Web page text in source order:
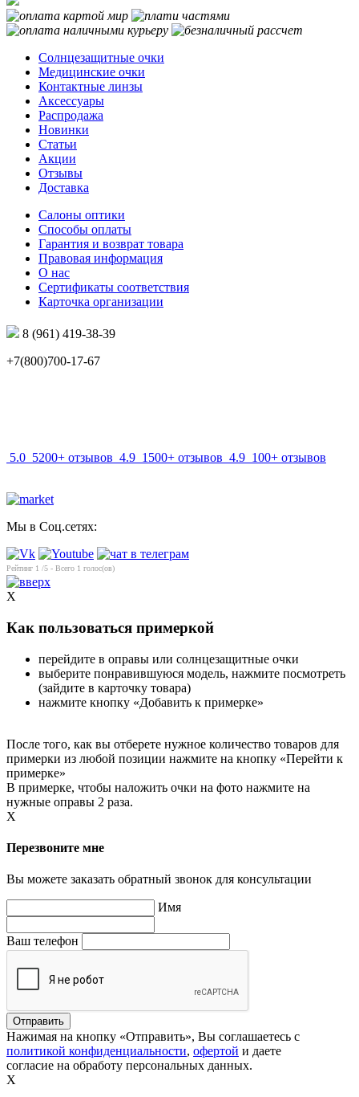
Солнцезащитные очки
Медицинские очки
Контактные линзы
Аксессуары
Распродажа
Новинки
Статьи
Акции
Отзывы
Доставка
Салоны оптики
Способы оплаты
Гарантия и возврат товара
Правовая информация
О нас
Сертификаты соответствия
Карточка организации
8 (961) 419-38-39
+7(800)700-17-67
5.0 5200+ отзывов 4.9 1500+ отзывов 4.9 100+ отзывов
Мы в Соц.сетях:
Рейтинг 1 /5 - Всего 1 голос(ов)
X
Как пользоваться примеркой
перейдите в оправы или солнцезащитные очки
выберите понравившуюся модель, нажмите посмотреть
(зайдите в карточку товара)
нажмите кнопку «Добавить к примерке»
После того, как вы отберете нужное количество товаров для
примерки из любой позиции нажмите на кнопку «Перейти к
примерке»
В примерке, чтобы наложить очки на фото нажмите на
нужные оправы 2 раза.
X
Перезвоните мне
Вы можете заказать обратный звонок для консультации
Имя
Ваш телефон
Нажимая на кнопку «Отправить», Вы соглашаетесь с
политикой конфиденциальности, офертой и даете
согласие на обработу персональных данных.
X